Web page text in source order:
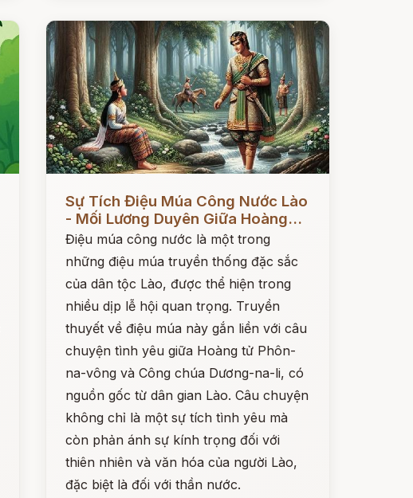
Sự Tích Điệu Múa Công Nước Lào
- Mối Lương Duyên Giữa Hoàng...
Điệu múa công nước là một trong
những điệu múa truyền thống đặc sắc
của dân tộc Lào, được thể hiện trong
nhiều dịp lễ hội quan trọng. Truyền
thuyết về điệu múa này gắn liền với câu
chuyện tình yêu giữa Hoàng tử Phôn-
na-vông và Công chúa Dương-na-li, có
nguồn gốc từ dân gian Lào. Câu chuyện
không chỉ là một sự tích tình yêu mà
còn phản ánh sự kính trọng đối với
thiên nhiên và văn hóa của người Lào,
đặc biệt là đối với thần nước.